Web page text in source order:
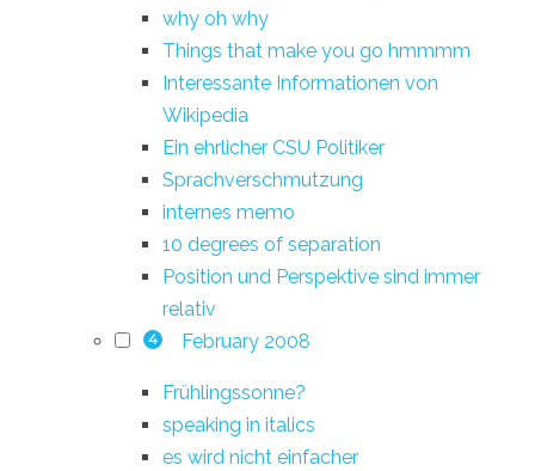
why oh why
Things that make you go hmmmm
Interessante Informationen von
Wikipedia
Ein ehrlicher CSU Politiker
Sprachverschmutzung
internes memo
10 degrees of separation
Position und Perspektive sind immer
relativ
4 February 2008
Frühlingssonne?
speaking in italics
es wird nicht einfacher